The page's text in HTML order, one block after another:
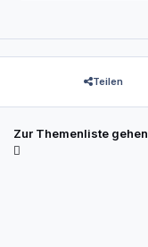
Teilen
Zur Themenliste gehen